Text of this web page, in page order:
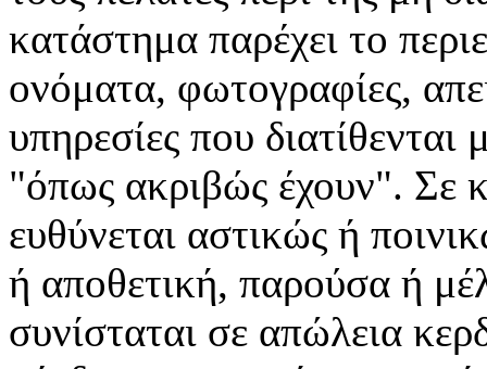
κατάστημα παρέχει το
ονόματα, φωτογραφίες,
υπηρεσίες που
"όπως ακριβώς έχουν". Σε
ευθύνεται αστικώς ή
ή αποθετική, παρούσα ή
συνίσταται σε απώλεια